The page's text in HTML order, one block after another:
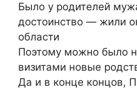
Было у родителей
достоинство — жили
области
Поэтому можно было
визитами новые
Да и в конце концов,